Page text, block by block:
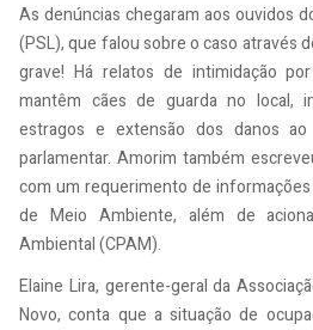
As denúncias chegaram aos ouvidos
(PSL), que falou sobre o caso através
grave! Há relatos de intimidação
mantêm cães de guarda no local,
estragos e extensão dos danos
parlamentar. Amorim também
com um requerimento de
de Meio Ambiente, além de
Ambiental (CPAM).
Elaine Lira, gerente-geral da
Novo, conta que a situação de